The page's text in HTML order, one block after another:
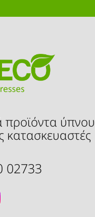
προϊόντα ύπνου
κατασκευαστές
02733